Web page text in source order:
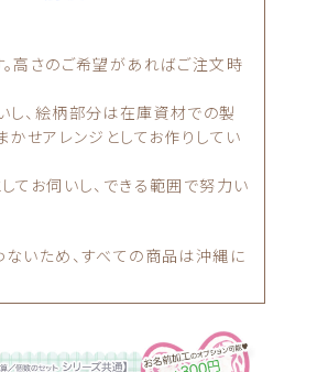
高さのご希望があればご注文時
し、絵柄部分は在庫資材での製
かせアレンジとしてお作りしてい
てお伺いし、できる範囲で努力い
ないため、すべての商品は沖縄に